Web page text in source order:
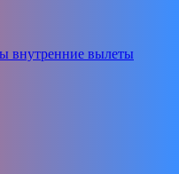
внутренние вылеты